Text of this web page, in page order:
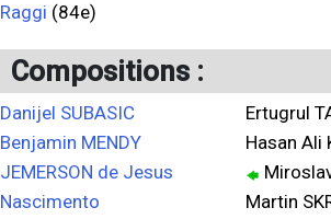
Raggi (84e)
Compositions :
Danijel SUBASIC
Benjamin MENDY
JEMERSON de Jesus
Nascimento
Ertugrul
Hasan Ali
Martin